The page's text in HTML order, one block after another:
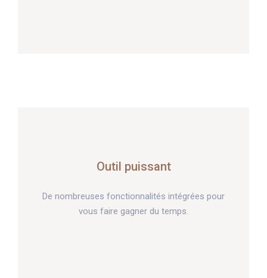
Outil puissant
De nombreuses fonctionnalités intégrées pour
vous faire gagner du temps.